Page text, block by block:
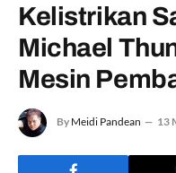
Kelistrikan
Michael
Mesin
By Meidi Pandean 13